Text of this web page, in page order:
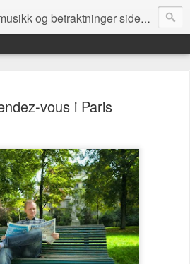
og betraktninger siden 2008
vous i Paris